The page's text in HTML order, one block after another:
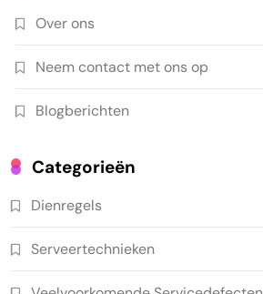
Over ons
Neem contact met ons op
Blogberichten
Categorieën
Dienregels
Serveertechnieken